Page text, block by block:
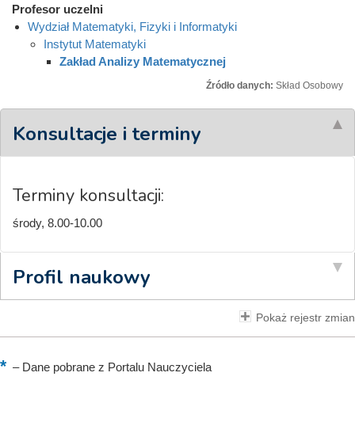
Profesor uczelni
Wydział Matematyki, Fizyki i Informatyki
Instytut Matematyki
Zakład Analizy Matematycznej
Źródło danych: Skład Osobowy
Konsultacje i terminy
Terminy konsultacji:
środy, 8.00-10.00
Profil naukowy
Pokaż rejestr zmian
–Dane pobrane z Portalu Nauczyciela